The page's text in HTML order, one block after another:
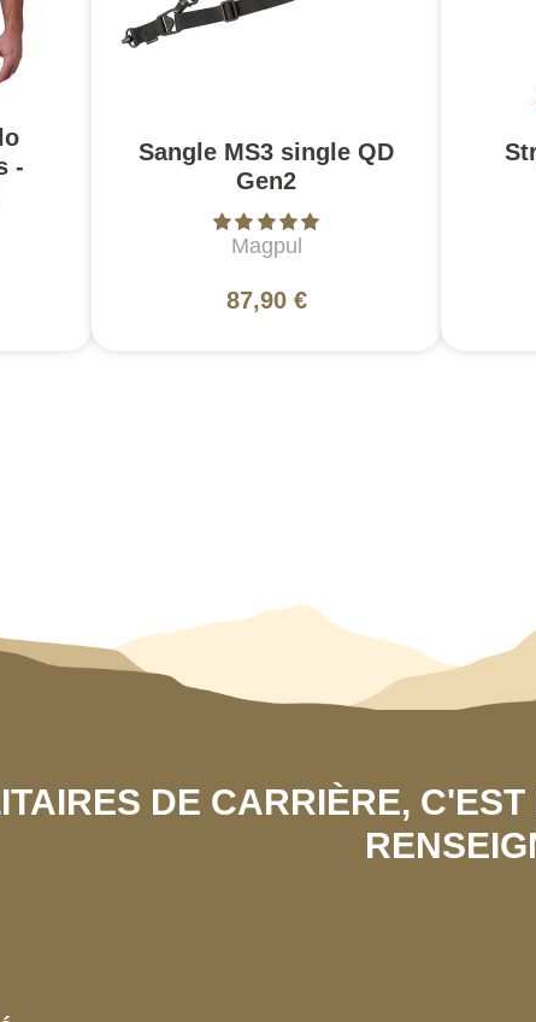
-
Sangle MS3 single QD
Gen2
Magpul
87,90 €
DE CARRIÈRE,